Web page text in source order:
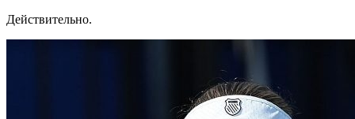
Действительно.